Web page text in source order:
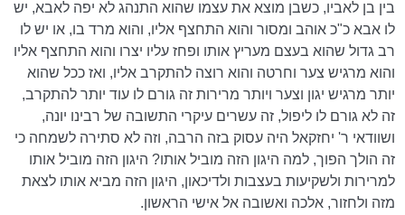
בין בן לאביו, כשבן מוצא את עצמו שהוא התנהג לא יפה לאבא, יש
לו אבא כ"כ אוהב ומסור והוא התחצף אליו, והוא מרד בו, או יש לו
רב גדול שהוא בעצם מעריץ אותו ופחז עליו יצרו והוא התחצף אליו
והוא מרגיש צער וחרטה והוא רוצה להתקרב אליו, ואז ככל שהוא
יותר מרגיש יגון וצער ויותר מרירות זה גורם לו עוד יותר להתקרב,
זה לא גורם לו ליפול, זה עשרים עיקרי התשובה של רבינו יונה,
ושוודאי ר' יחזקאל היה עסוק בזה הרבה, וזה לא סתירה לשמחה כי
זה הולך הפוך, למה היגון הזה מוביל אותו? היגון הזה מוביל אותו
למרירות ולשקיעות בעצבות ולדיכאון, היגון הזה מביא אותו לצאת
מזה ולחזור, אלכה ואשובה אל אישי הראשון.